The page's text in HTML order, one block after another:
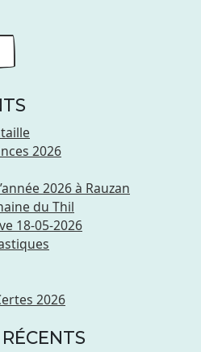
2026
2026 à Rauzan
du Thil
18-05-2026
2026